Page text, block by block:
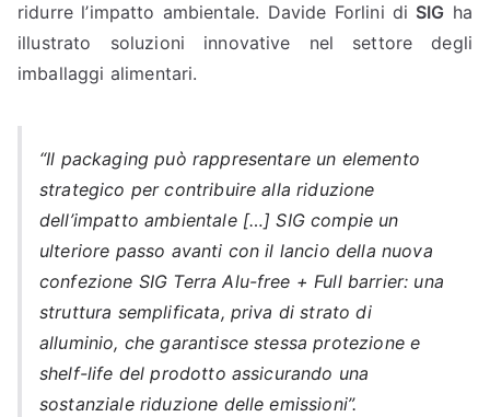
ridurre l’impatto ambientale. Davide Forlini di SIG ha
illustrato soluzioni innovative nel settore degli
imballaggi alimentari.
“Il packaging può rappresentare un elemento
strategico per contribuire alla riduzione
dell’impatto ambientale […] SIG compie un
ulteriore passo avanti con il lancio della nuova
confezione SIG Terra Alu-free + Full barrier: una
struttura semplificata, priva di strato di
alluminio, che garantisce stessa protezione e
shelf-life del prodotto assicurando una
sostanziale riduzione delle emissioni”.